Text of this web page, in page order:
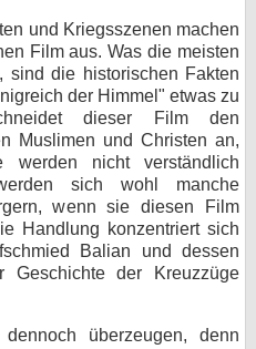
und Kriegsszenen machen
Film aus. Was die meisten
sind die historischen Fakten
der Himmel" etwas zu
dieser Film den
Muslimen und Christen an,
werden nicht verständlich
sich wohl manche
wenn sie diesen Film
Handlung konzentriert sich
Balian und dessen
der Kreuzzüge
überzeugen, denn